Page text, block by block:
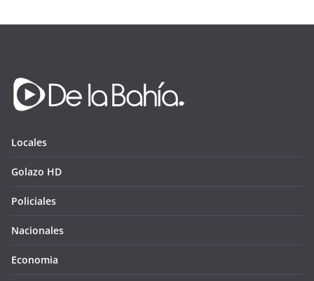
Locales
Golazo HD
Policiales
Nacionales
Economia